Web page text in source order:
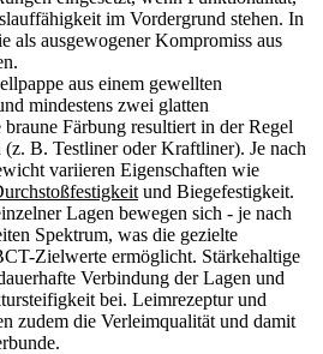
im Vordergrund stehen. In
als ausgewogener Kompromiss aus
aus einem gewellten
mindestens zwei glatten
Färbung resultiert in der Regel
(z. B. Testliner oder Kraftliner). Je nach
variieren Eigenschaften wie
und Biegefestigkeit.
Lagen bewegen sich - je nach
Spektrum, was die gezielte
Zielwerte ermöglicht. Stärkehaltige
Verbindung der Lagen und
bei. Leimrezeptur und
zudem die Verleimqualität und damit